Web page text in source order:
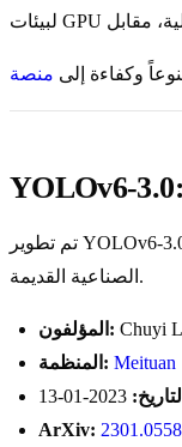
وكفاءة إلى
تم تطوير YOLOv6-3.0 بواسطة قسم الرؤية بالذكاء الاصطناعي في Meituan، ويركز بشكل كبير على زيادة سرعات المعالجة الخام على مسرعات الأجهزة مثل NVIDIA GPUs، مما يعزز مكانته في التطبيقات
الصناعية القديمة.
المؤلفون:
المنظمة: Meituan
التاريخ:
ArXiv: